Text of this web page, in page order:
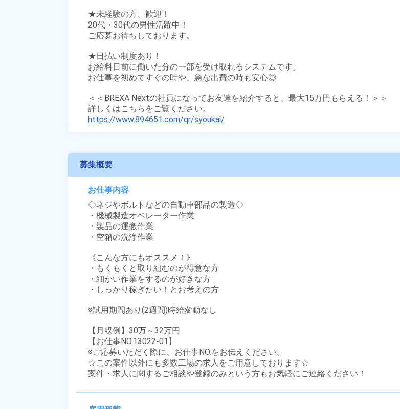
★未経験の方、歓迎！
20代・30代の男性活躍中！
ご応募お待ちしております。
★日払い制度あり！
お給料日前に働いた分の一部を受け取れるシステムです。
お仕事を初めてすぐの時や、急な出費の時も安心◎
＜＜BREXA Nextの社員になってお友達を紹介すると、最大15万円もらえる！＞＞
https://www.894651.com/qr/syoukai/
募集概要
お仕事内容
◇ネジやボルトなどの自動車部品の製造◇
・機械製造オペレーター作業
・製品の運搬作業
・空箱の洗浄作業
《こんな方にもオススメ！》
・もくもくと取り組むのが得意な方
・細かい作業をするのが好きな方
・しっかり稼ぎたい！とお考えの方
※試用期間あり(2週間)時給変動なし
【月収例】30万～32万円
【お仕事NO.13022-01】
※ご応募いただく際に、お仕事NO.をお伝えください。
☆この案件以外にも多数工場の求人をご用意しております☆
案件・求人に関するご相談や登録のみという方もお気軽にご連絡ください！